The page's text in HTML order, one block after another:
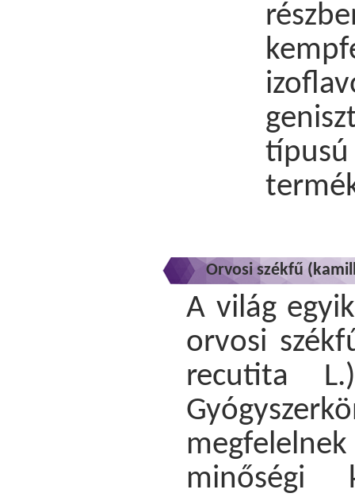
Orvosi székfű
A világ
orvosi
recutita
minőségi